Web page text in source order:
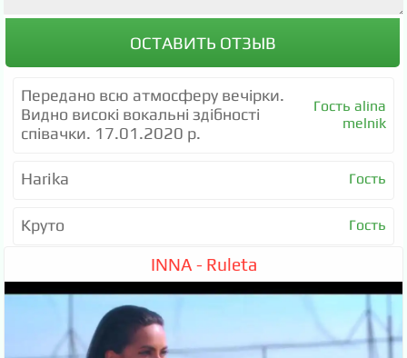
Передано всю атмосферу вечірки.
Видно високі вокальні здібності
співачки. 17.01.2020 р.
Гость alina
melnik
Harika Гость
Круто Гость
INNA - Ruleta